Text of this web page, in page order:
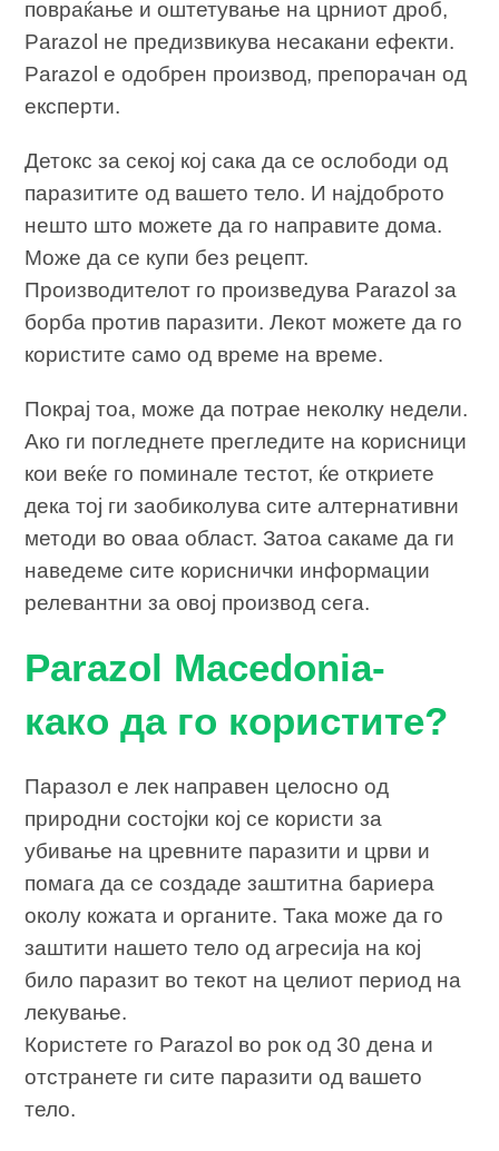
повраќање и оштетување на црниот дроб,
Parazol не предизвикува несакани ефекти.
Parazol е одобрен производ, препорачан од
експерти.
Детокс за секој кој сака да се ослободи од
паразитите од вашето тело. И најдоброто
нешто што можете да го направите дома.
Може да се купи без рецепт.
Производителот го произведува Parazol за
борба против паразити. Лекот можете да го
користите само од време на време.
Покрај тоа, може да потрае неколку недели.
Ако ги погледнете прегледите на корисници
кои веќе го поминале тестот, ќе откриете
дека тој ги заобиколува сите алтернативни
методи во оваа област. Затоа сакаме да ги
наведеме сите кориснички информации
релевантни за овој производ сега.
Parazol Macedonia-
како да го користите?
Паразол е лек направен целосно од
природни состојки кој се користи за
убивање на цревните паразити и црви и
помага да се создаде заштитна бариера
околу кожата и органите. Така може да го
заштити нашето тело од агресија на кој
било паразит во текот на целиот период на
лекување.
Користете го Parazol во рок од 30 дена и
отстранете ги сите паразити од вашето
тело.